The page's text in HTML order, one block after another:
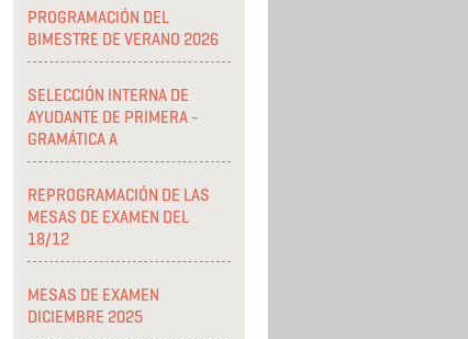
PROGRAMACIÓN DEL
BIMESTRE DE VERANO 2026
SELECCIÓN INTERNA DE
AYUDANTE DE PRIMERA -
GRAMÁTICA A
REPROGRAMACIÓN DE LAS
MESAS DE EXAMEN DEL
18/12
MESAS DE EXAMEN
DICIEMBRE 2025